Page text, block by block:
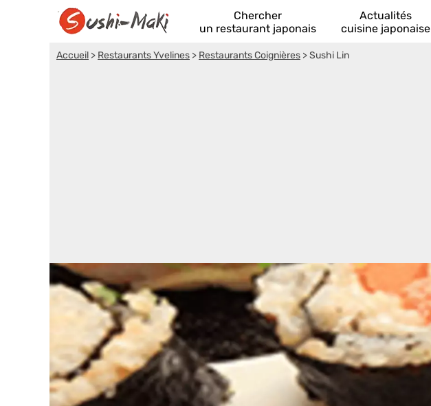
Chercher
un restaurant japonais
Actualités
cuisine japonaise
Accueil > Restaurants Yvelines > Restaurants Coignières >Sushi Lin